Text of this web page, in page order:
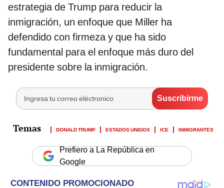
estrategia de Trump para reducir la
inmigración, un enfoque que Miller ha
defendido con firmeza y que ha sido
fundamental para el enfoque más duro del
presidente sobre la inmigración.
DONALD TRUMP ESTADOS UNIDOS ICE INMIGRANTES
Prefiero a La República en
Google